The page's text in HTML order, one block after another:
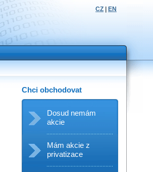
CZ EN
Chci obchodovat
Dosud nemám
akcie
Mám akcie z
privatizace